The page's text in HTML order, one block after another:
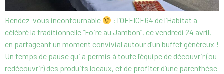
Rendez-vous incontournable
: l’OFFICE64 de l’Habitat a
célébré la traditionnelle “Foire au Jambon”, ce vendredi 24 avril,
en partageant un moment convivial autour d’un buffet généreux !
Un temps de pause qui a permis à toute l’équipe de découvrir (ou
redécouvrir) des produits locaux, et de profiter d’une parenthèse